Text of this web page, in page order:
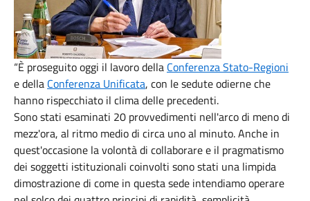
“È proseguito oggi il lavoro della Conferenza Stato-Regioni
e della Conferenza Unificata, con le sedute odierne che
hanno rispecchiato il clima delle precedenti.
Sono stati esaminati 20 provvedimenti nell'arco di meno di
mezz'ora, al ritmo medio di circa uno al minuto.Anche in
quest'occasione la volontà di collaborare e il pragmatismo
dei soggetti istituzionali coinvolti sono stati una limpida
dimostrazione di come in questa sede intendiamo operare